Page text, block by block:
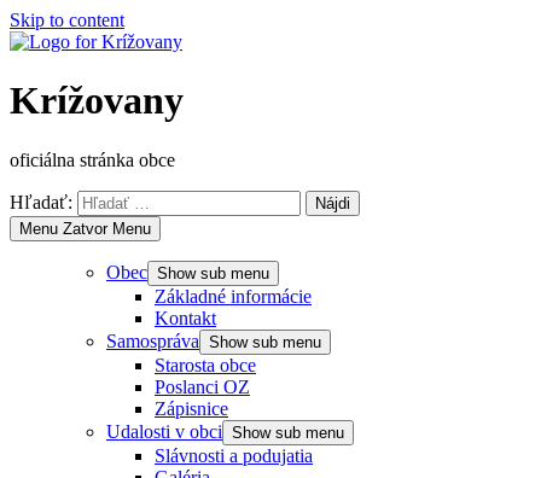
Skip to content
Krížovany
oficiálna stránka obce
Hľadať:
Menu Zatvor Menu
Obec Show sub menu
Základné informácie
Kontakt
Samospráva Show sub menu
Starosta obce
Poslanci OZ
Zápisnice
Udalosti v obci Show sub menu
Slávnosti a podujatia